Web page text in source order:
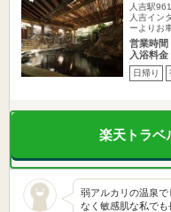
人吉駅
人吉イン
ーよりお
営業時間
入浴料金
日帰り
楽天トラベ
弱アルカリの温泉で
なく敏感肌な私で